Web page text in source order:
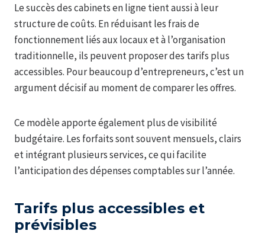
Le succès des cabinets en ligne tient aussi à leur
structure de coûts. En réduisant les frais de
fonctionnement liés aux locaux et à l’organisation
traditionnelle, ils peuvent proposer des tarifs plus
accessibles. Pour beaucoup d’entrepreneurs, c’est un
argument décisif au moment de comparer les offres.
Ce modèle apporte également plus de visibilité
budgétaire. Les forfaits sont souvent mensuels, clairs
et intégrant plusieurs services, ce qui facilite
l’anticipation des dépenses comptables sur l’année.
Tarifs plus accessibles et
prévisibles